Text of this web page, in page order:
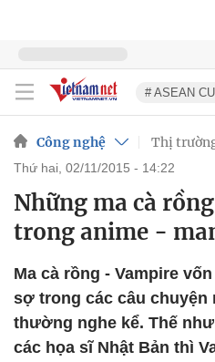
# ASEAN
Công nghệ Thị
thứ hai, 02/11/2015 - 14:22
Những ma cà
trong anime -
Ma cà rồng - Vampire
sợ trong các câu chuyện
thường nghe kể. Thế
các họa sĩ Nhật Bản thì